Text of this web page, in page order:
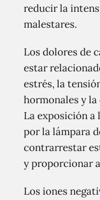
reducir la
malestares.
Los dolores de
estar
estrés, la
hormonales y la
La exposición a
por la lámpara
contrarrestar
y proporcionar
Los iones